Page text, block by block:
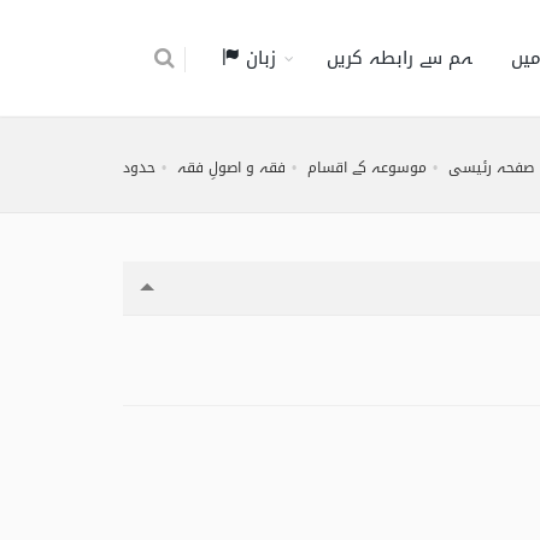
ہم سے رابطہ کریں زبان
صفحہ رئیسی موسوعہ کے اقسام فقہ و اصولِ فقہ حدود